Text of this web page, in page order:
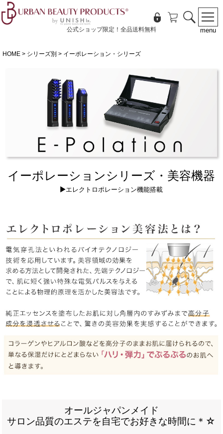
menu
公式ショップ限定！全品送料無料
HOME シリーズ別 イーポレーション・シリーズ
イーポレーションシリーズ・美容機器
▶エレクトロポレーション機能搭載
オールジャパンメイド
サロン品質のエステを自宅でお好きな時間に＊☆